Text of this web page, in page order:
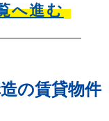
へ進む
の賃貸物件